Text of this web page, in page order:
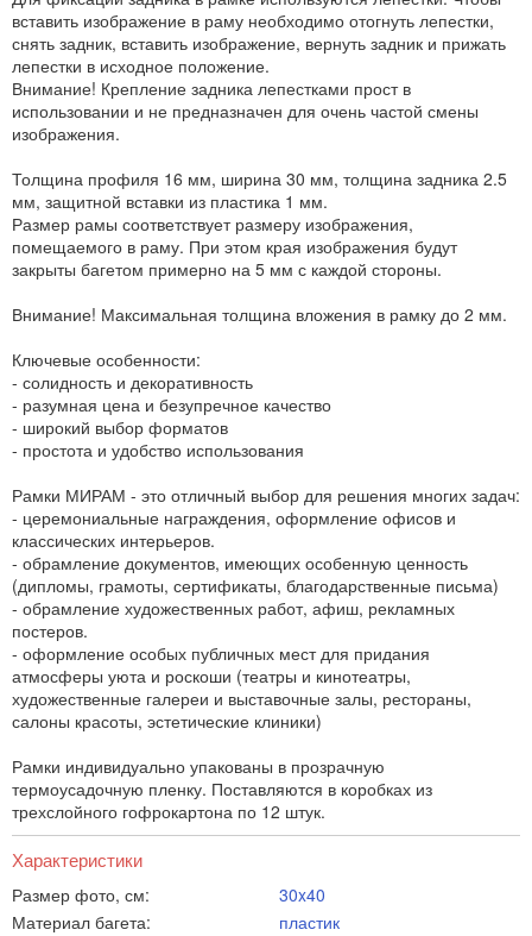
вставить изображение в раму необходимо отогнуть лепестки,
снять задник, вставить изображение, вернуть задник и прижать
лепестки в исходное положение.
Внимание! Крепление задника лепестками прост в
использовании и не предназначен для очень частой смены
изображения.
Толщина профиля 16 мм, ширина 30 мм, толщина задника 2.5
мм, защитной вставки из пластика 1 мм.
Размер рамы соответствует размеру изображения,
помещаемого в раму. При этом края изображения будут
закрыты багетом примерно на 5 мм с каждой стороны.
Внимание! Максимальная толщина вложения в рамку до 2 мм.
Ключевые особенности:
- солидность и декоративность
- разумная цена и безупречное качество
- широкий выбор форматов
- простота и удобство использования
Рамки МИРАМ - это отличный выбор для решения многих задач:
- церемониальные награждения, оформление офисов и
классических интерьеров.
- обрамление документов, имеющих особенную ценность
(дипломы, грамоты, сертификаты, благодарственные письма)
- обрамление художественных работ, афиш, рекламных
постеров.
- оформление особых публичных мест для придания
атмосферы уюта и роскоши (театры и кинотеатры,
художественные галереи и выставочные залы, рестораны,
салоны красоты, эстетические клиники)
Рамки индивидуально упакованы в прозрачную
термоусадочную пленку. Поставляются в коробках из
трехслойного гофрокартона по 12 штук.
Характеристики
Размер фото, см:
30x40
Материал багета:
пластик